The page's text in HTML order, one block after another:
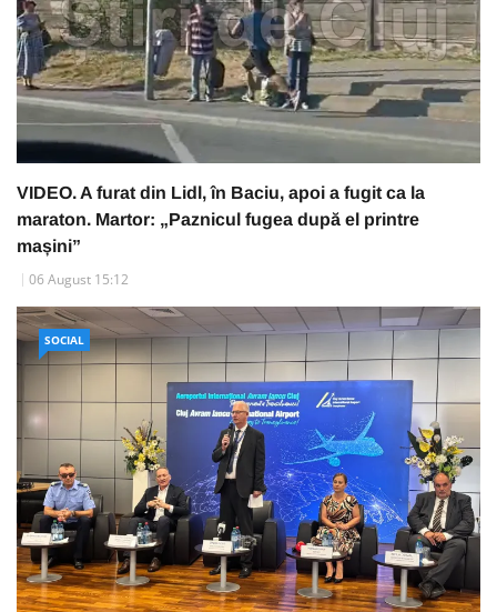
VIDEO. A furat din Lidl, în Baciu, apoi a fugit ca la
maraton. Martor: „Paznicul fugea după el printre
mașini”
06 August 15:12
SOCIAL